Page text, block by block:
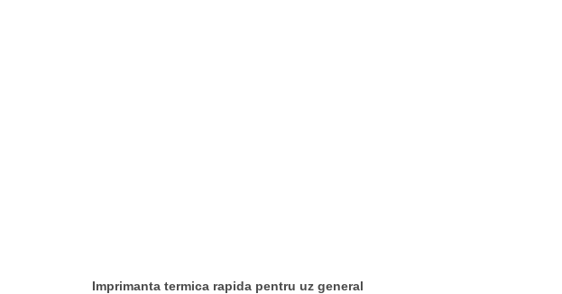
Imprimanta termica rapida pentru uz general